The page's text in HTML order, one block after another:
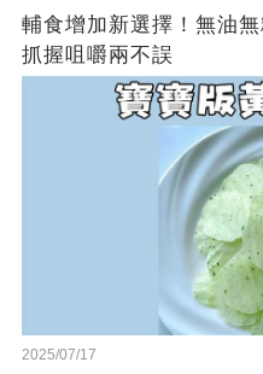
輔食增加新選擇！無油
抓握咀嚼兩不誤
2025/07/17